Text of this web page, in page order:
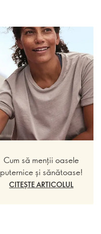
Cum să menții oasele
puternice și sănătoase!
CITEȘTE ARTICOLUL